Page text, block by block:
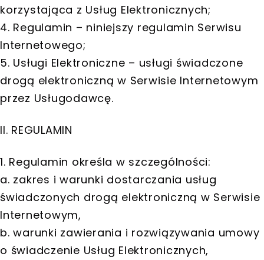
korzystająca z Usług Elektronicznych;
4. Regulamin – niniejszy regulamin Serwisu
Internetowego;
5. Usługi Elektroniczne – usługi świadczone
drogą elektroniczną w Serwisie Internetowym
przez Usługodawcę.
II. REGULAMIN
1. Regulamin określa w szczególności:
a. zakres i warunki dostarczania usług
świadczonych drogą elektroniczną w Serwisie
Internetowym,
b. warunki zawierania i rozwiązywania umowy
o świadczenie Usług Elektronicznych,